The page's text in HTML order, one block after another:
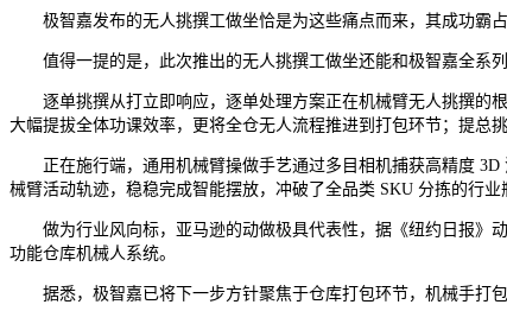
极智嘉发布的无人挑撰工做坐恰是为这些痛点而来，其成功霸占
值得一提的是，此次推出的无人挑撰工做坐还能和极智嘉全系列
逐单挑撰从打立即响应，逐单处理方案正在机械臂无人挑撰的根
大幅提拔全体功课效率，更将全仓无人流程推进到打包环节；提总
正在施行端，通用机械臂操做手艺通过多目相机捕获高精度 3D
械臂活动轨迹，稳稳完成智能摆放，冲破了全品类 SKU 分拣的行业
做为行业风向标，亚马逊的动做极具代表性，据《纽约日报》动
功能仓库机械人系统。
据悉，极智嘉已将下一步方针聚焦于仓库打包环节，机械手打包